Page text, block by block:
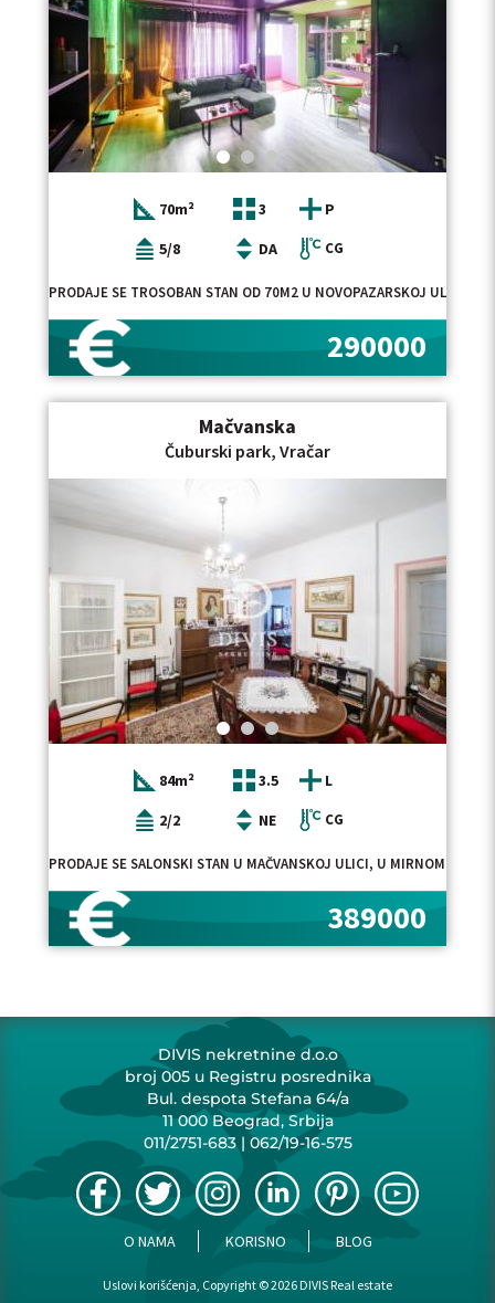
70m² 3
P
5/8
DA CG
PRODAJE SE TROSOBAN STAN OD 70M2 U NOVOPAZARSKOJ ULICI,
290000
Mačvanska
Čuburski park, Vračar
84m² 3.5
L
2/2
NE CG
PRODAJE SE SALONSKI STAN U MAČVANSKOJ ULICI, U MIRNOM
389000
DIVIS nekretnine d.o.o
broj 005 u Registru posrednika
Bul. despota Stefana 64/a
11 000 Beograd, Srbija
011/2751-683| 062/19-16-575
O NAMA KORISNO BLOG
Uslovi korišćenja, Copyright © 2026 DIVIS Real estate